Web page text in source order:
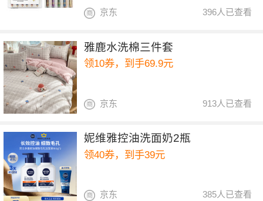
396人已查看
京东
雅鹿水洗棉三件套
领10券，到手69.9元
913人已查看
京东
妮维雅控油洗面奶2瓶
领40券，到手39元
385人已查看
京东